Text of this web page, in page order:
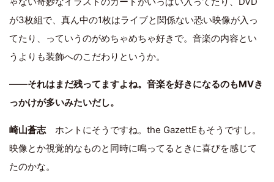
が3枚組で、真ん中の1枚はライブと関係ない恐い映像が入っ
てたり、っていうのがめちゃめちゃ好きで。音楽の内容とい
うよりも装飾へのこだわりというか。
――それはまだ残ってますよね。音楽を好きになるのもMVき
っかけが多いみたいだし。
崎山蒼志ホントにそうですね。the GazettEもそうですし。
映像とか視覚的なものと同時に鳴ってるときに喜びを感じて
たのかな。